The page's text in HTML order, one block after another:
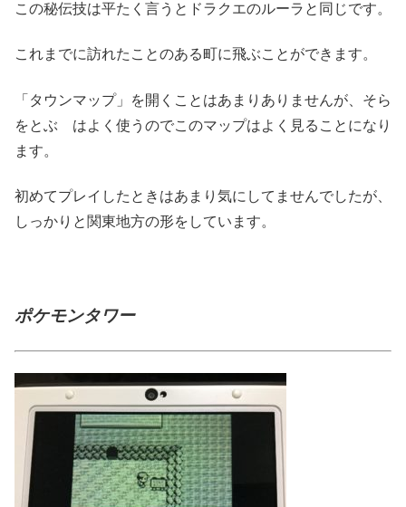
この秘伝技は平たく言うとドラクエのルーラと同じです。
これまでに訪れたことのある町に飛ぶことができます。
「タウンマップ」を開くことはあまりありませんが、そら
をとぶ はよく使うのでこのマップはよく見ることになり
ます。
初めてプレイしたときはあまり気にしてませんでしたが、
しっかりと関東地方の形をしています。
ポケモンタワー